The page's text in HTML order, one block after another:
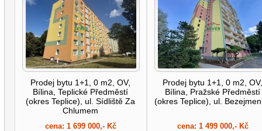
Prodej bytu 1+1, 0 m2, OV,
Bílina, Teplické Předměstí
(okres Teplice), ul. Sídliště Za
Chlumem
cena: 1 699 000,- Kč
Prodej bytu 1+1, 0 m2,
Bílina, Pražské Předměstí
(okres Teplice), ul.
cena: 1 499 000,- Kč